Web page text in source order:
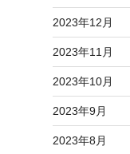
2023年12月
2023年11月
2023年10月
2023年9月
2023年8月